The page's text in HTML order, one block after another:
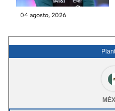
04 agosto, 2026